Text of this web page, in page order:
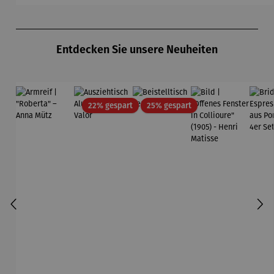
Entdecken Sie unsere Neuheiten
22% gespartRabatt25% gespartRabatt